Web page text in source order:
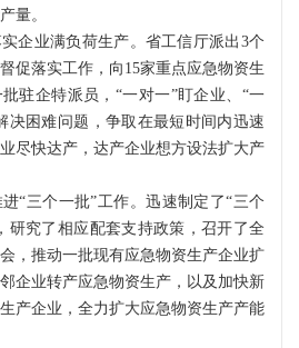
量。
业满负荷生产。省工信厅派出3个
促落实工作，向15家重点应急物资生
驻企特派员，“一对一”盯企业、“一
决困难问题，争取在最短时间内迅速
尽快达产，达产企业想方设法扩大产
三个一批”工作。迅速制定了“三个
研究了相应配套支持政策，召开了全
，推动一批现有应急物资生产企业扩
企业转产应急物资生产，以及加快新
产企业，全力扩大应急物资生产产能